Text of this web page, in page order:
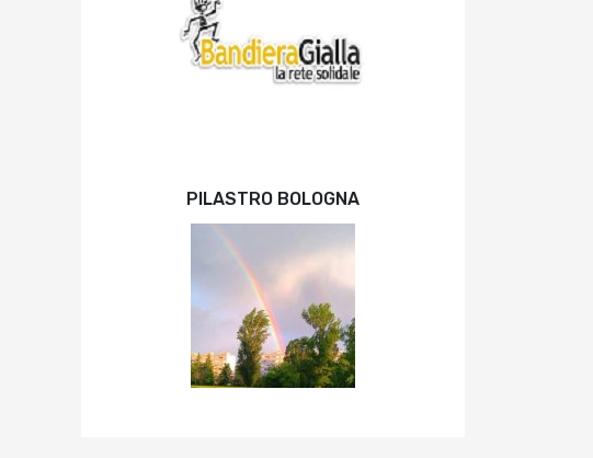
PILASTRO BOLOGNA